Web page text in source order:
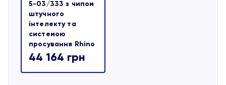
5-03/333 з чипом
штучного
інтелекту та
системою
просування Rhino
44 164 грн